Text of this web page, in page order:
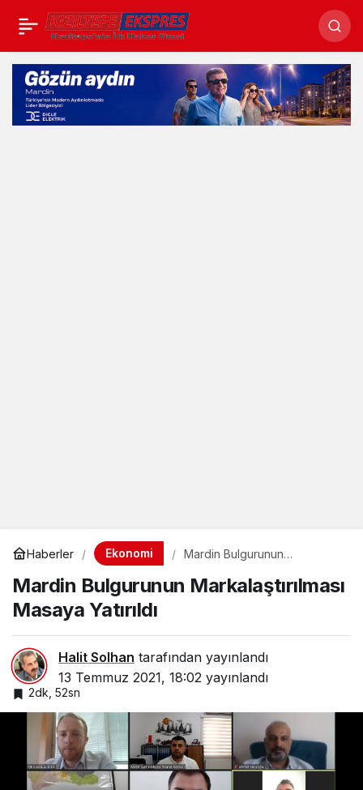
Haberler Ekonomi
Mardin Bulgurunun
Yatırıldı
Mardin Bulgurunun Markalaştırılması
Masaya Yatırıldı
Halit Solhan tarafından yayınlandı
13 Temmuz 2021, 18:02 yayınlandı
2dk, 52sn
Kamerun Ticaret
Heyetinden Hububat
Merkezine Ziyaret
Paylaş